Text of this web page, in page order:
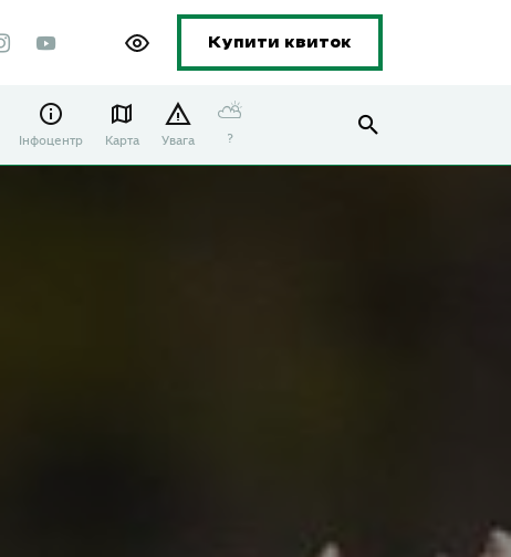
Купити квиток
Інфоцентр Карта Увага
⛅
?